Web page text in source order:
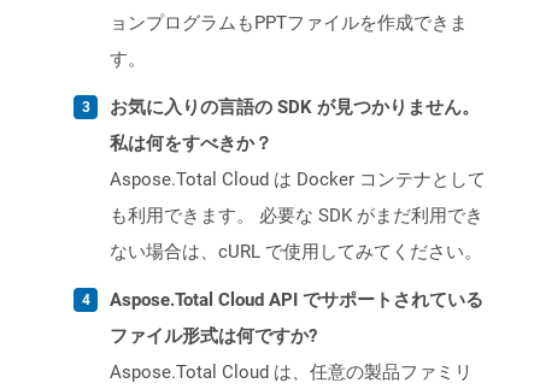
ョンプログラムもPPTファイルを作成できま
す。
お気に入りの言語の SDK が見つかりません。
私は何をすべきか？
Aspose.Total Cloud は Docker コンテナとして
も利用できます。 必要な SDK がまだ利用でき
ない場合は、cURL で使用してみてください。
Aspose.Total Cloud API でサポートされている
ファイル形式は何ですか?
Aspose.Total Cloud は、任意の製品ファミリ